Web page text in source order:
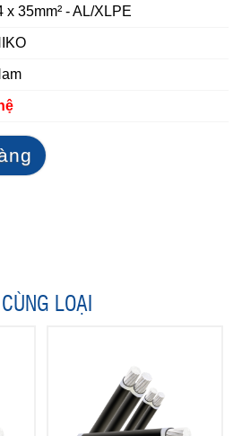
x 35mm² - AL/XLPE
LOẠI